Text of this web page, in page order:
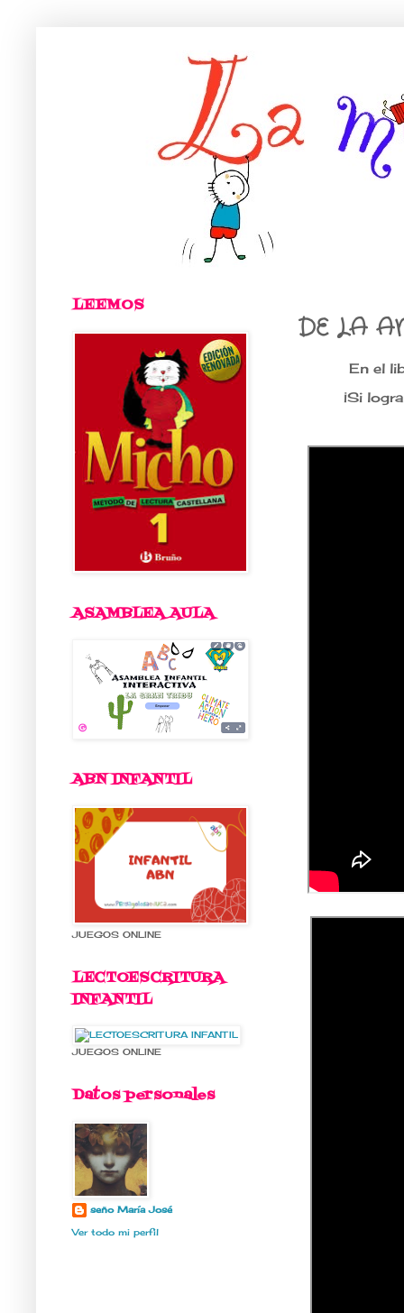
DE LA
En el
¡Si
LEEMOS
ASAMBLEA AULA
ABN INFANTIL
JUEGOS ONLINE
LECTOESCRITURA
INFANTIL
JUEGOS ONLINE
Datos personales
seño María José
Ver todo mi perfil